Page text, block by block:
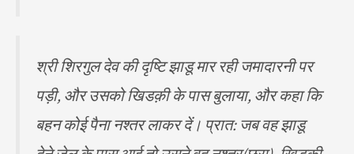
श्री शिरगुल देव की दृष्टि झाडू मार रही जमादारनी पर
पड़ी, और उसको खिडक़ी के पास बुलाया, और कहा कि
बहन कोई पैना नश्तर लाकर दें। प्रात: जब वह झाडू